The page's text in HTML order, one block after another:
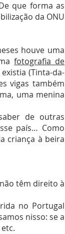
que forma as
da ONU
houve uma
fotografia de
(Tinta-da-
vigas também
uma menina
de outras
país… Como
criança à beira
têm direito à
no Portugal
nisso: se a